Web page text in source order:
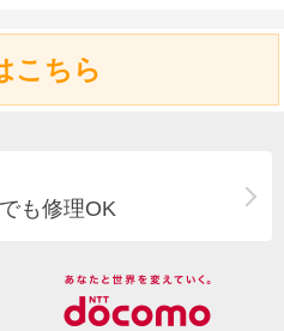
こちら
も修理OK